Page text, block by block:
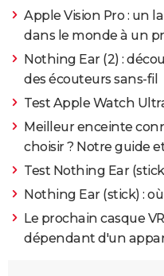
Apple Vision Pro : un
dans le monde à un
Nothing Ear (2) :
des écouteurs sans-fil
Test Apple Watch
Meilleur enceinte
choisir ? Notre guide
Test Nothing Ear
Nothing Ear (stick) :
Le prochain casque
dépendant d'un